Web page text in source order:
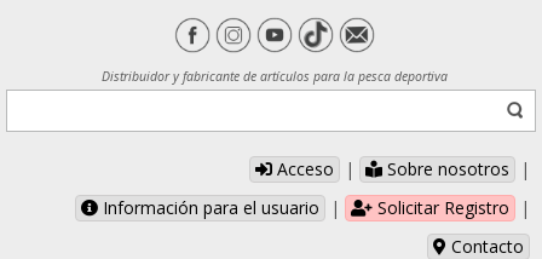
Distribuidor y fabricante de artículos para la pesca deportiva
Acceso | Sobre nosotros
|
Información para el usuario
| Solicitar Registro
|
Contacto